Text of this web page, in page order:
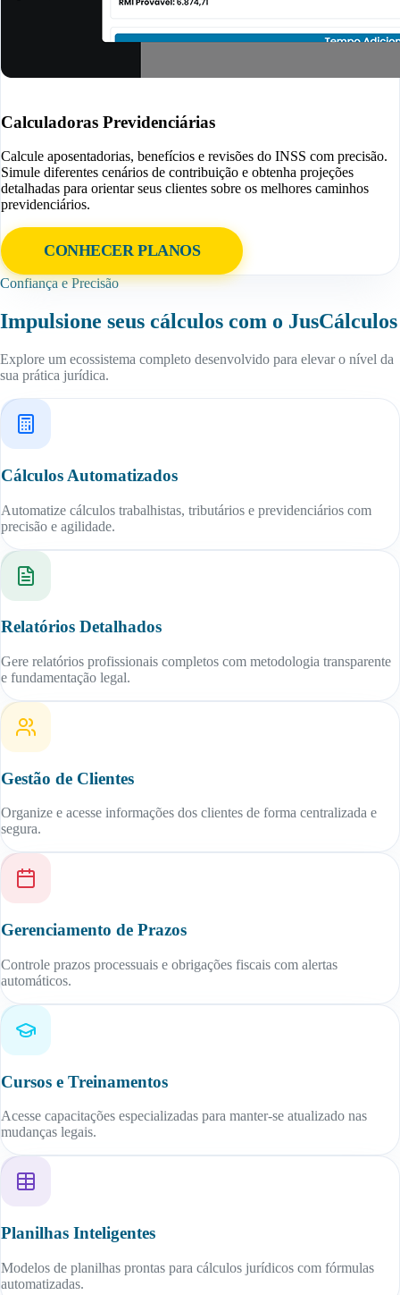
Calculadoras Previdenciárias
Calcule aposentadorias, benefícios e revisões do INSS com precisão.
Simule diferentes cenários de contribuição e obtenha projeções
detalhadas para orientar seus clientes sobre os melhores caminhos
previdenciários.
CONHECER PLANOS
Confiança e Precisão
Impulsione seus cálculos com o JusCálculos
Explore um ecossistema completo desenvolvido para elevar o nível da
sua prática jurídica.
Cálculos Automatizados
Automatize cálculos trabalhistas, tributários e previdenciários com
precisão e agilidade.
Relatórios Detalhados
Gere relatórios profissionais completos com metodologia transparente
e fundamentação legal.
Gestão de Clientes
Organize e acesse informações dos clientes de forma centralizada e
segura.
Gerenciamento de Prazos
Controle prazos processuais e obrigações fiscais com alertas
automáticos.
Cursos e Treinamentos
Acesse capacitações especializadas para manter-se atualizado nas
mudanças legais.
Planilhas Inteligentes
Modelos de planilhas prontas para cálculos jurídicos com fórmulas
automatizadas.